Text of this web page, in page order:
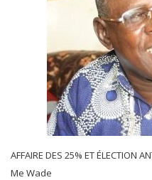
Français
AFFAIRE DES 25% ET ÉLECTION
Me Wade